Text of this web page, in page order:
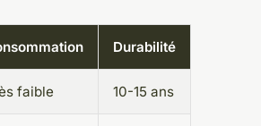
Durabilité
faible 10-15 ans